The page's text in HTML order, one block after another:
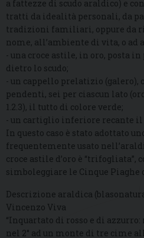
a fattezze di scudo araldico) e
tratti da idealità personali, da
tradizioni familiari, oppure da
nome, all’ambiente di vita, o
- una croce astile, in oro, posta
dietro lo scudo;
- un cappello prelatizio (galero),
pendenti, sei per ciascun lato
1.2.3), il tutto di colore verde;
- un cartiglio inferiore recante il
In questo caso è stato adottato
frequentemente usato
croce astile d’oro è “trifogliata”,
simboleggiare le Cinque Piaghe
Descrizione araldica
Vincenzo Viva
“Inquartato di rosso e di azzurro:
nel 2° ad un monte di tre cime